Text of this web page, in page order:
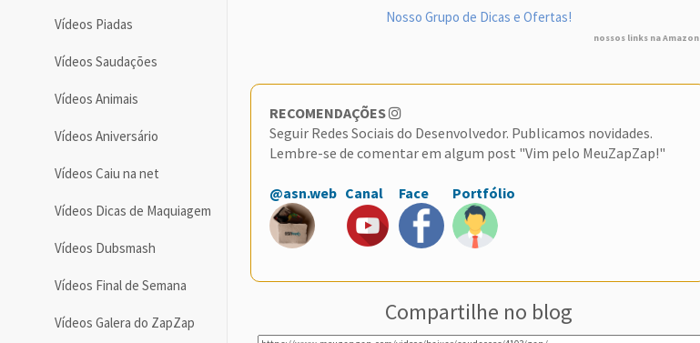
Vídeos Piadas
Vídeos Saudações
Vídeos Animais
Vídeos Aniversário
Vídeos Caiu na net
Vídeos Dicas de Maquiagem
Vídeos Dubsmash
Vídeos Final de Semana
Vídeos Galera do ZapZap
Nosso Grupo de Dicas e Ofertas!
nossos links na Amazon
RECOMENDAÇÕES
Seguir Redes Sociais do Desenvolvedor. Publicamos novidades.
Lembre-se de comentar em algum post "Vim pelo MeuZapZap!"
@asn.web Canal Face Portfólio
Compartilhe no blog